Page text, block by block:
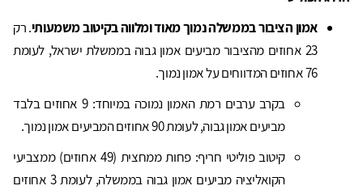
אמון הציבור בממשלה נמוך מאוד ומלווה בקיטוב משמעותי. רק
23 אחוזים מהציבור מביעים אמון גבוה בממשלת ישראל, לעומת
76 אחוזים המדווחים על אמון נמוך.
בקרב ערבים רמת האמון נמוכה במיוחד: 9 אחוזים בלבד
מביעים אמון גבוה, לעומת 90 אחוזים המביעים אמון נמוך.
קיטוב פוליטי חריף: פחות ממחצית (49 אחוזים) ממצביעי
הקואליציה מביעים אמון גבוה בממשלה, לעומת 3 אחוזים